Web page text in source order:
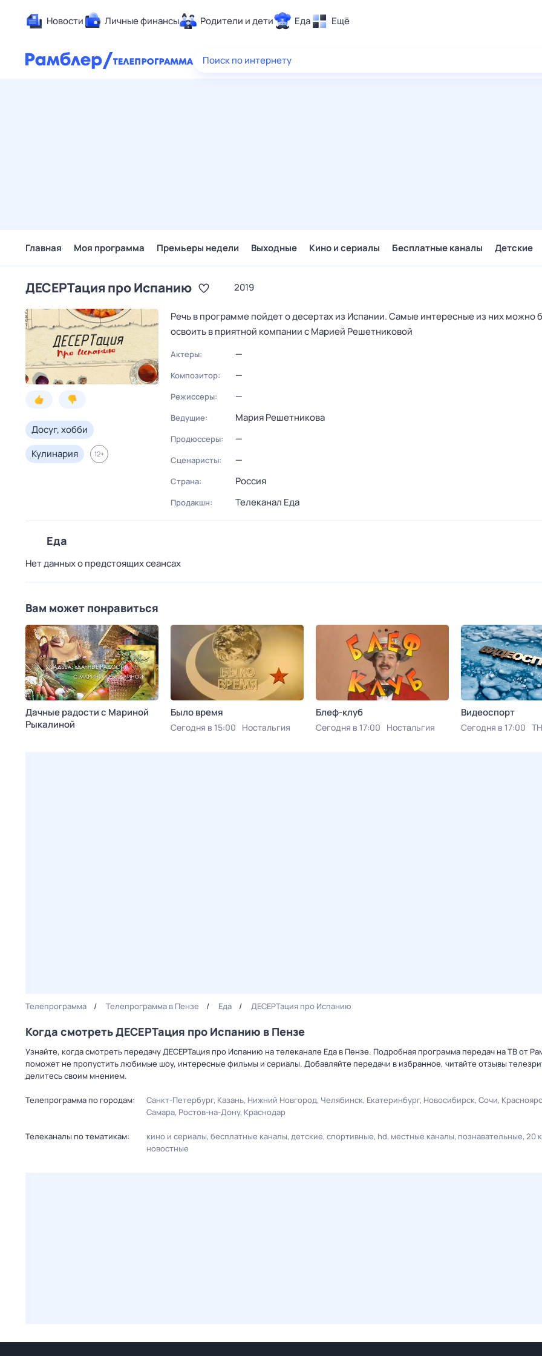
Новости Личные финансы Родители и дети Еда Ещё
Здоровье
Поиск по интернету
Главная Моя программа Премьеры недели Выходные Кино и сериалы Бесплатные каналы Детские
ДЕСЕРТация про Испанию 2019
Досуг, хобби
Кулинария
12+
Речь в программе пойдет о десертах из Испании. Самые интересные из них можно
освоить в приятной компании с Марией Решетниковой
Актеры: —
Композитор: —
Режиссеры: —
Ведущие: Мария Решетникова
Продюссеры: —
Сценаристы: —
Страна: Россия
Продакшн: Телеканал Еда
Еда
Нет данных о предстоящих сеансах
Вам может понравиться
Дачные радости с Мариной
Рыкалиной
Было время
Сегодня в 15:00 Ностальгия
Блеф-клуб
Сегодня в 17:00 Ностальгия
Видеоспорт
Сегодня в 17:00
Телепрограмма Телепрограмма в Пензе Еда ДЕСЕРТация про Испанию
Когда смотреть ДЕСЕРТация про Испанию в Пензе
Узнайте, когда смотреть передачу ДЕСЕРТация про Испанию на телеканале Еда в Пензе. Подробная программа передач на ТВ от
поможет не пропустить любимые шоу, интересные фильмы и сериалы. Добавляйте передачи в избранное, читайте отзывы
делитесь своим мнением.
Телепрограмма по городам: Санкт-Петербург Казань Нижний Новгород Челябинск Екатеринбург Новосибирск Сочи
Самара Ростов-на-Дону Краснодар
Телеканалы по тематикам: кино и сериалы бесплатные каналы детские спортивные hd местные каналы познавательные 20
новостные